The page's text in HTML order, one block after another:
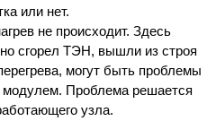
или нет.
не происходит. Здесь
сгорел ТЭН, вышли из строя
могут быть проблемы
Проблема решается
узла.